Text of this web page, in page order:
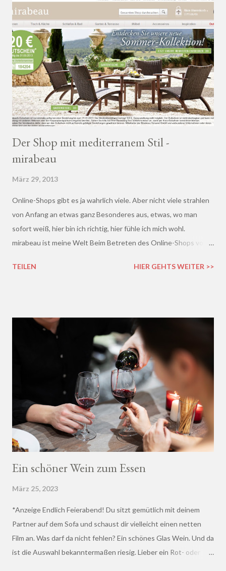
Der Shop mit mediterranem Stil -
mirabeau
März 29, 2013
Online-Shops gibt es ja wahrlich viele. Aber nicht viele strahlen
von Anfang an etwas ganz Besonderes aus, etwas, wo man
sofort weiß, hier bin ich richtig, hier fühle ich mich wohl.
mirabeau ist meine Welt Beim Betreten des Online-Shops von
Harmonische - ich wusste sofort, hier fühle ich mich wohl :)
TEILEN HIER GEHTS WEITER >>
Ein schöner Wein zum Essen
März 25, 2023
*Anzeige Endlich Feierabend! Du sitzt gemütlich mit deinem
Partner auf dem Sofa und schaust dir vielleicht einen netten
Film an. Was darf da nicht fehlen? Ein schönes Glas Wein. Und da
ist die Auswahl bekanntermaßen riesig. Lieber ein Rot- oder